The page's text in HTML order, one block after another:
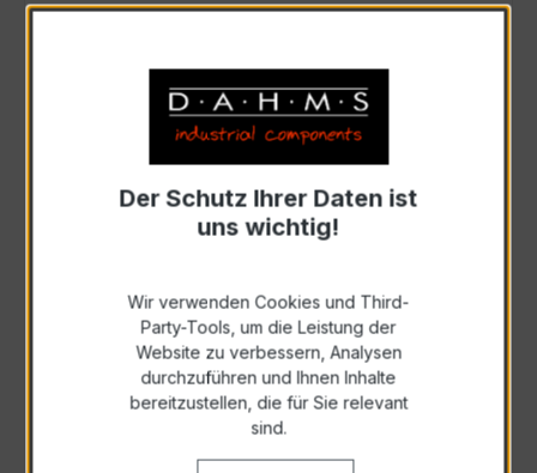
Auswahl zurücksetzen
Art. Nr.:57590
Zur Sammelanfrage hinzufügen
Anfrage telefonisch
Der Schutz Ihrer Daten ist
uns wichtig!
Wir verwenden Cookies und Third-
Party-Tools, um die Leistung der
Website zu verbessern, Analysen
durchzuführen und Ihnen Inhalte
bereitzustellen, die für Sie relevant
sind.